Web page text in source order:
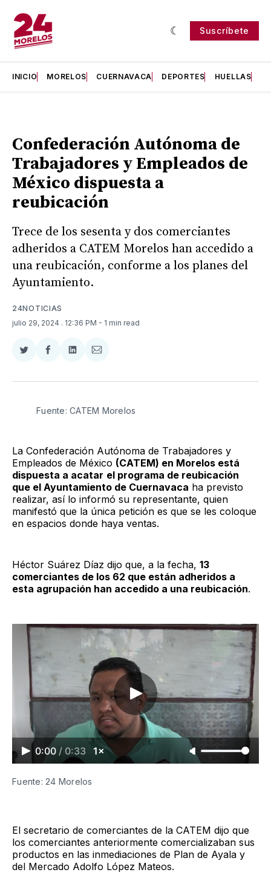
Suscríbete
INICIO MORELOS CUERNAVACA DEPORTES HUELLAS
Confederación Autónoma de
Trabajadores y Empleados de
México dispuesta a
reubicación
Trece de los sesenta y dos comerciantes
adheridos a CATEM Morelos han accedido a
una reubicación, conforme a los planes del
Ayuntamiento.
24NOTICIAS
julio 29, 2024 . 12:36 PM - 1 min read
Compartir
Twitter
Compartir
Facebook
Compartir
LinkedIn
Compartir
Email
Fuente: CATEM Morelos
La Confederación Autónoma de Trabajadores y
Empleados de México (CATEM) en Morelos está
dispuesta a acatar el programa de reubicación
que el Ayuntamiento de Cuernavaca ha previsto
realizar, así lo informó su representante, quien
manifestó que la única petición es que se les coloque
en espacios donde haya ventas.
Héctor Suárez Díaz dijo que, a la fecha, 13
comerciantes de los 62 que están adheridos a
esta agrupación han accedido a una reubicación.
0:00 / 0:33 1×
Fuente: 24 Morelos
El secretario de comerciantes de la CATEM dijo que
los comerciantes anteriormente comercializaban sus
productos en las inmediaciones de Plan de Ayala y
del Mercado Adolfo López Mateos.